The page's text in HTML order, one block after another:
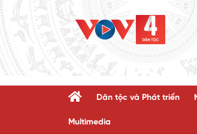
Dân tộc và Phát triển
Multimedia